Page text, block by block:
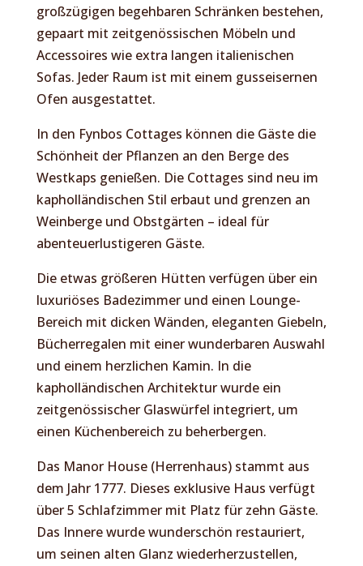
großzügigen begehbaren Schränken bestehen,
gepaart mit zeitgenössischen Möbeln und
Accessoires wie extra langen italienischen
Sofas. Jeder Raum ist mit einem gusseisernen
Ofen ausgestattet.
In den Fynbos Cottages können die Gäste die
Schönheit der Pflanzen an den Berge des
Westkaps genießen. Die Cottages sind neu im
kapholländischen Stil erbaut und grenzen an
Weinberge und Obstgärten – ideal für
abenteuerlustigeren Gäste.
Die etwas größeren Hütten verfügen über ein
luxuriöses Badezimmer und einen Lounge-
Bereich mit dicken Wänden, eleganten Giebeln,
Bücherregalen mit einer wunderbaren Auswahl
und einem herzlichen Kamin. In die
kapholländischen Architektur wurde ein
zeitgenössischer Glaswürfel integriert, um
einen Küchenbereich zu beherbergen.
Das Manor House (Herrenhaus) stammt aus
dem Jahr 1777. Dieses exklusive Haus verfügt
über 5 Schlafzimmer mit Platz für zehn Gäste.
Das Innere wurde wunderschön restauriert,
um seinen alten Glanz wiederherzustellen,